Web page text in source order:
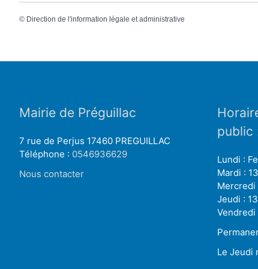
© Direction de l'information légale et administrative
Mairie de Préguillac
7 rue de Perjus 17460 PREGUILLAC
Téléphone : 0546936629
Nous contacter
public
Lundi :
Mardi :
Mercredi
Jeudi :
Vendredi
Le Jeudi